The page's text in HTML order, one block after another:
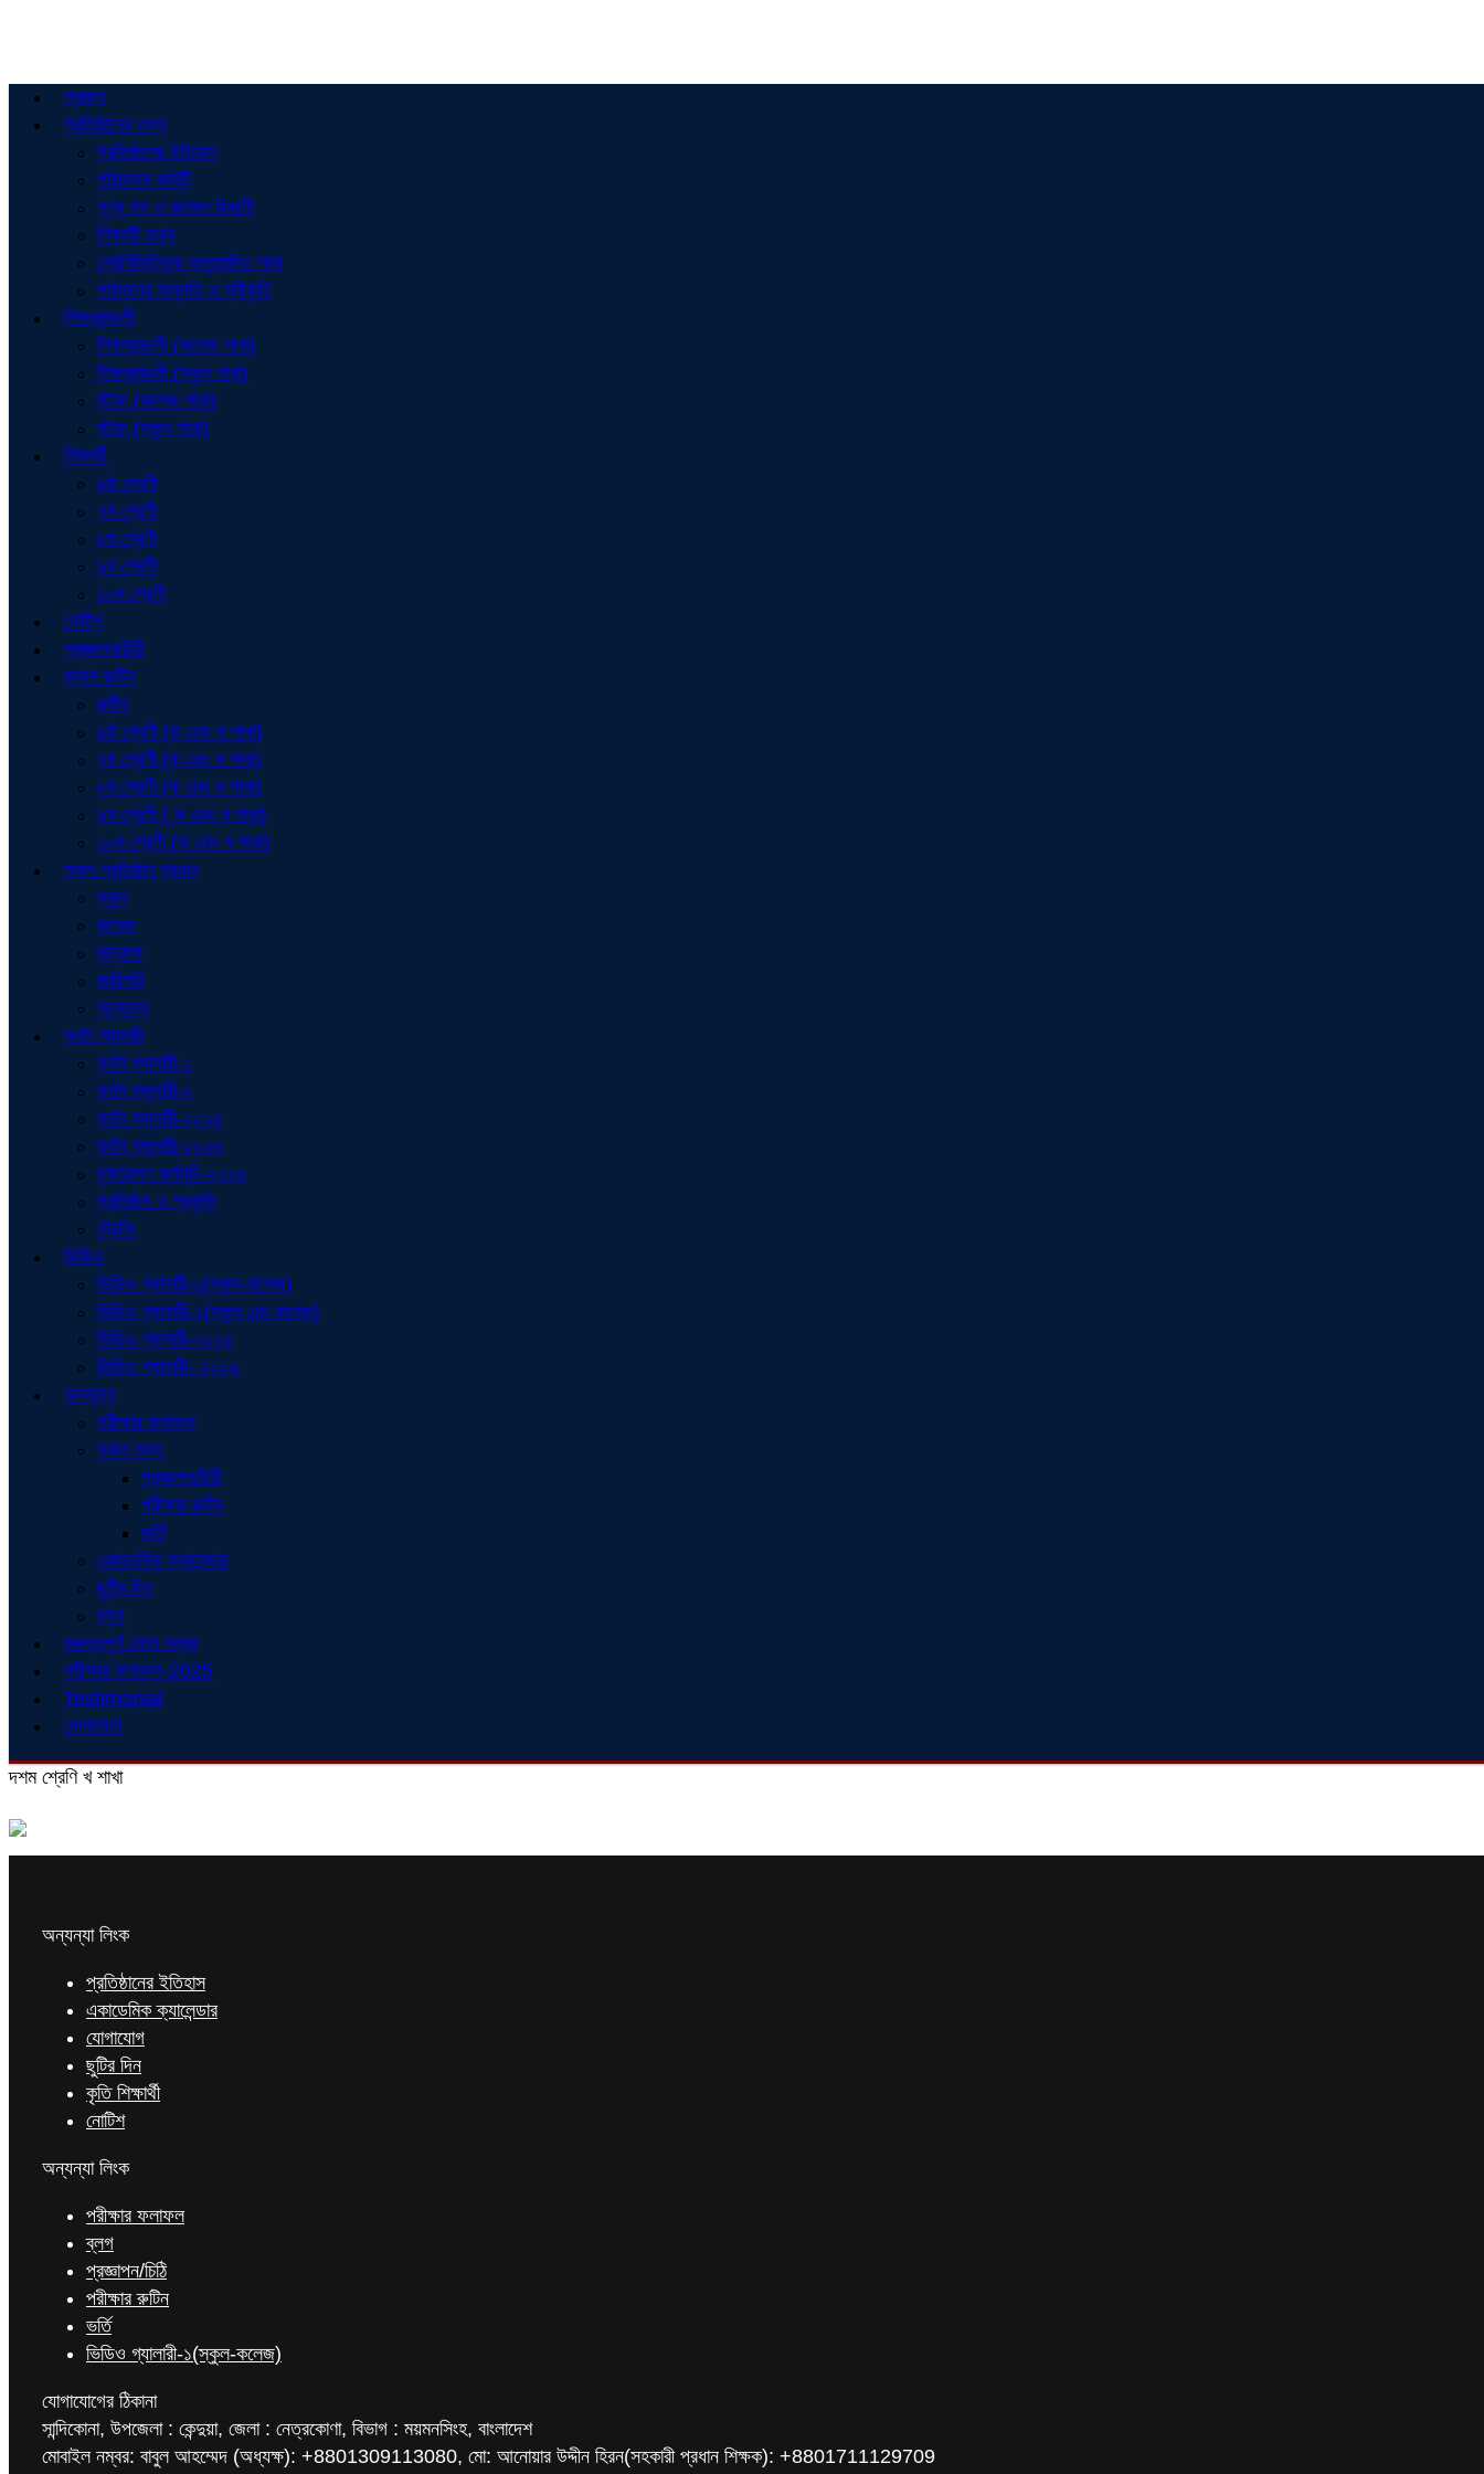
প্রচ্ছদ
প্রতিষ্ঠানের তথ্য
প্রতিষ্ঠানের ইতিহাস
পরিচালনা কমিটি
শূণ্য পদ ও জনবল বিবরণী
শিক্ষার্থী তথ্য
শ্রেণিভিত্তিক অনুমোদিত শাখা
পাঠদানের অনুমতি ও স্বীকৃতি
শিক্ষকমন্ডলী
শিক্ষকমন্ডলী (কলেজ শাখা)
শিক্ষকমন্ডলী (স্কুল শাখা)
স্টাফ (কলেজ শাখা)
স্টাফ (স্কুল শাখা)
শিক্ষার্থী
৬ষ্ঠ শ্রেণী
৭ম শ্রেণী
৮ম শ্রেণী
৯ম শ্রেণী
১০ম শ্রেণী
নোটিশ
প্রজ্ঞাপন/চিঠি
ক্লাশ রুটিন
রুটিন
৬ষ্ঠ শ্রেণী (ক এবং খ শাখা)
৭ম শ্রেণী (ক এবং খ শাখা)
৮ম শ্রেণী (ক এবং খ শাখা)
৯ম শ্রেণী ( ক এবং খ শাখা)
১০ম শ্রেণী (ক এবং খ শাখা)
সকল প্রতিষ্ঠান প্রধান
স্কুল
কলেজ
মাদ্রাসা
কারিগরি
অন্যান্য
ফটো গ্যালারী
ফটো গ্যালারী-১
ফটো গ্যালারী-২
ফটো গ্যালারী-২০২৫
ফটো গ্যালারী-২০২৬
বৃক্ষরোপণ কর্মসূচি-২০২৬
প্রতিষ্ঠান ও প্রকৃতি
ট্রেনিং
ভিডিও
ভিডিও গ্যালারী-১(স্কুল-কলেজ)
ভিডিও গ্যালারী-২(স্কুল এন্ড কলেজ)
ভিডিও গ্যালারী-২০২৫
ভিডিও গ্যালারী- ২০২৬
অন্যান্য
পরীক্ষার ফলাফল
সকল তথ্য
প্রজ্ঞাপন/চিঠি
পরীক্ষার রুটিন
ভর্তি
একাডেমিক ক্যালেন্ডার
ছুটির দিন
ব্লগ
গুরুত্বপূর্ণ ফোন নম্বর
পরীক্ষার ফলাফল-2025
Testimonial
যোগাযোগ
দশম শ্রেণি খ শাখা
অন্যন্যা লিংক
প্রতিষ্ঠানের ইতিহাস
একাডেমিক ক্যালেন্ডার
যোগাযোগ
ছুটির দিন
কৃতি শিক্ষার্থী
নোটিশ
অন্যন্যা লিংক
পরীক্ষার ফলাফল
ব্লগ
প্রজ্ঞাপন/চিঠি
পরীক্ষার রুটিন
ভর্তি
ভিডিও গ্যালারী-১(স্কুল-কলেজ)
যোগাযোগের ঠিকানা
সান্দিকোনা, উপজেলা : কেন্দুয়া, জেলা : নেত্রকোণা, বিভাগ : ময়মনসিংহ, বাংলাদেশ
মোবাইল নম্বর: বাবুল আহম্মেদ (অধ্যক্ষ): +8801309113080, মো: আনোয়ার উদ্দীন হিরন(সহকারী প্রধান শিক্ষক): +8801711129709